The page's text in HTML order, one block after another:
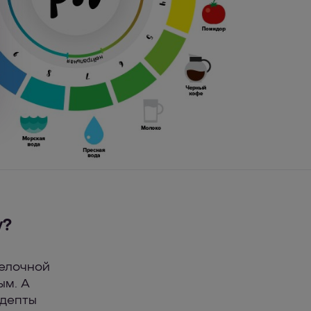
А